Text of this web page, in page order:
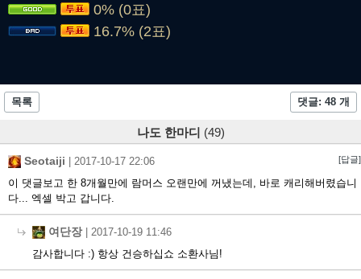
0% (0표)
16.7% (2표)
목록 댓글: 48 개
나도 한마디 (49)
Seotaiji 2017-10-17 22:06 [답글]
이 댓글보고 한 8개월만에 람머스 오랜만에 꺼냈는데, 바로 캐리해버렸습니
다... 엑셀 박고 갑니다.
여단장| 2017-10-19 11:46
감사합니다 :) 항상 건승하십쇼 소환사님!